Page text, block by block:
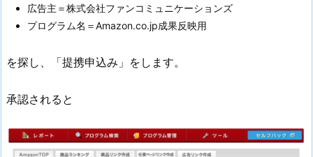
広告主＝株式会社ファンコミュニケーションズ
プログラム名＝Amazon.co.jp成果反映用
を探し、「提携申込み」をします。
承認されると